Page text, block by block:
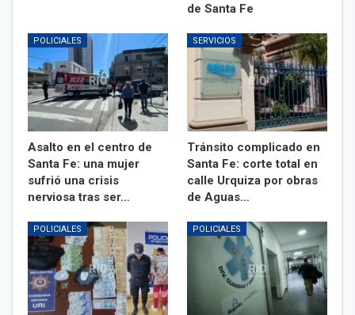
de Santa Fe
POLICIALES
Asalto en el centro de
Santa Fe: una mujer
sufrió una crisis
nerviosa tras ser…
SERVICIOS
Tránsito complicado en
Santa Fe: corte total en
calle Urquiza por obras
de Aguas…
POLICIALES POLICIALES